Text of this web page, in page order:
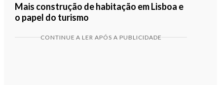
Mais construção de habitação em Lisboa e
o papel do turismo
CONTINUE A LER APÓS A PUBLICIDADE